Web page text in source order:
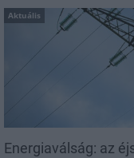
Aktuális
Energiaválság: az